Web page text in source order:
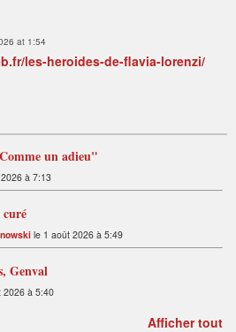
at 1:54
les-heroides-de-flavia-lorenzi/
un adieu"
à 7:13
le 1 août 2026 à 5:49
Genval
2026 à 5:40
Afficher tout